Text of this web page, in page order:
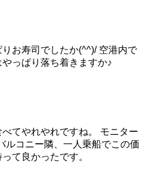
お寿司でしたか(^^)/ 空港内で
っぱり落ち着きますか♪
てやれやれですね。 モニター
ルコニー隣、一人乗船でこの価
て良かったです。